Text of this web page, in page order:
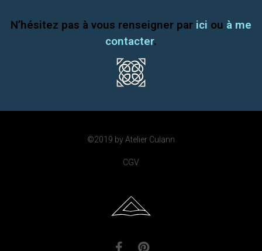
N’hésitez pas à vous renseigner par ici ou à me
contacter.
©2019 by Atelier Culann
CGV